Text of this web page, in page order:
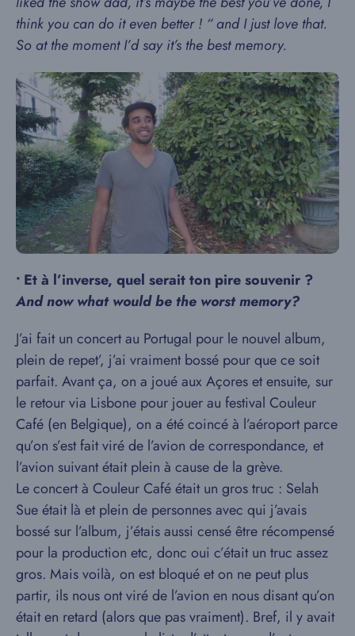
think you can do it even better ! “ and I just love that.
So at the moment I’d say it’s the best memory.
• Et à l’inverse, quel serait ton pire souvenir ?
And now what would be the worst memory?
J’ai fait un concert au Portugal pour le nouvel album,
plein de repet’, j’ai vraiment bossé pour que ce soit
parfait. Avant ça, on a joué aux Açores et ensuite, sur
le retour via Lisbone pour jouer au festival Couleur
Café (en Belgique), on a été coincé à l’aéroport parce
qu’on s’est fait viré de l’avion de correspondance, et
l’avion suivant était plein à cause de la grève.
Le concert à Couleur Café était un gros truc : Selah
Sue était là et plein de personnes avec qui j’avais
bossé sur l’album, j’étais aussi censé être récompensé
pour la production etc, donc oui c’était un truc assez
gros. Mais voilà, on est bloqué et on ne peut plus
partir, ils nous ont viré de l’avion en nous disant qu’on
était en retard (alors que pas vraiment). Bref, il y avait